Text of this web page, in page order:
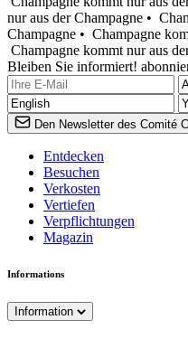
nur aus der Champagne •
Champagne • Champagne
Champagne kommt nur aus
Bleiben Sie informiert!
Den Newsletter des Comité
Entdecken
Besuchen
Verkosten
Vertiefen
Verpflichtungen
Magazin
Informations
Information